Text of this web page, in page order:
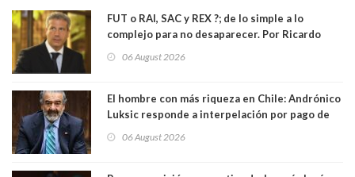
FUT o RAI, SAC y REX ?; de lo simple a lo
complejo para no desaparecer. Por Ricardo
06 August 2026
El hombre con más riqueza en Chile: Andrónico
Luksic responde a interpelación por pago de
día que me muera”
06 August 2026